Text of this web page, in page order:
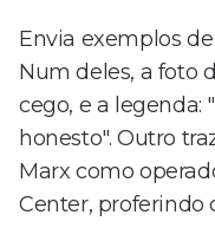
Envia exemplos
Num deles, a foto
cego, e a legenda:
honesto". Outro
Marx como
Center, proferindo